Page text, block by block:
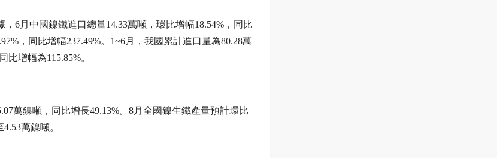
6月中國鎳鐵進口總量14.33萬噸，環比增幅18.54%，同比
，同比增幅237.49%。1~6月，我國累計進口量為80.28萬
增幅為115.85%。
萬鎳噸，同比增長49.13%。8月全國鎳生鐵產量預計環比
萬鎳噸。